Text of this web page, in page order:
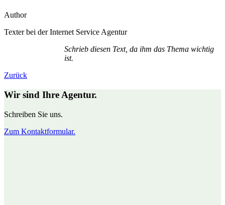
Author
Texter bei der Internet Service Agentur
Schrieb diesen Text, da ihm das Thema wichtig
ist.
Zurück
Wir sind Ihre Agentur.
Schreiben Sie uns.
Zum Kontaktformular.